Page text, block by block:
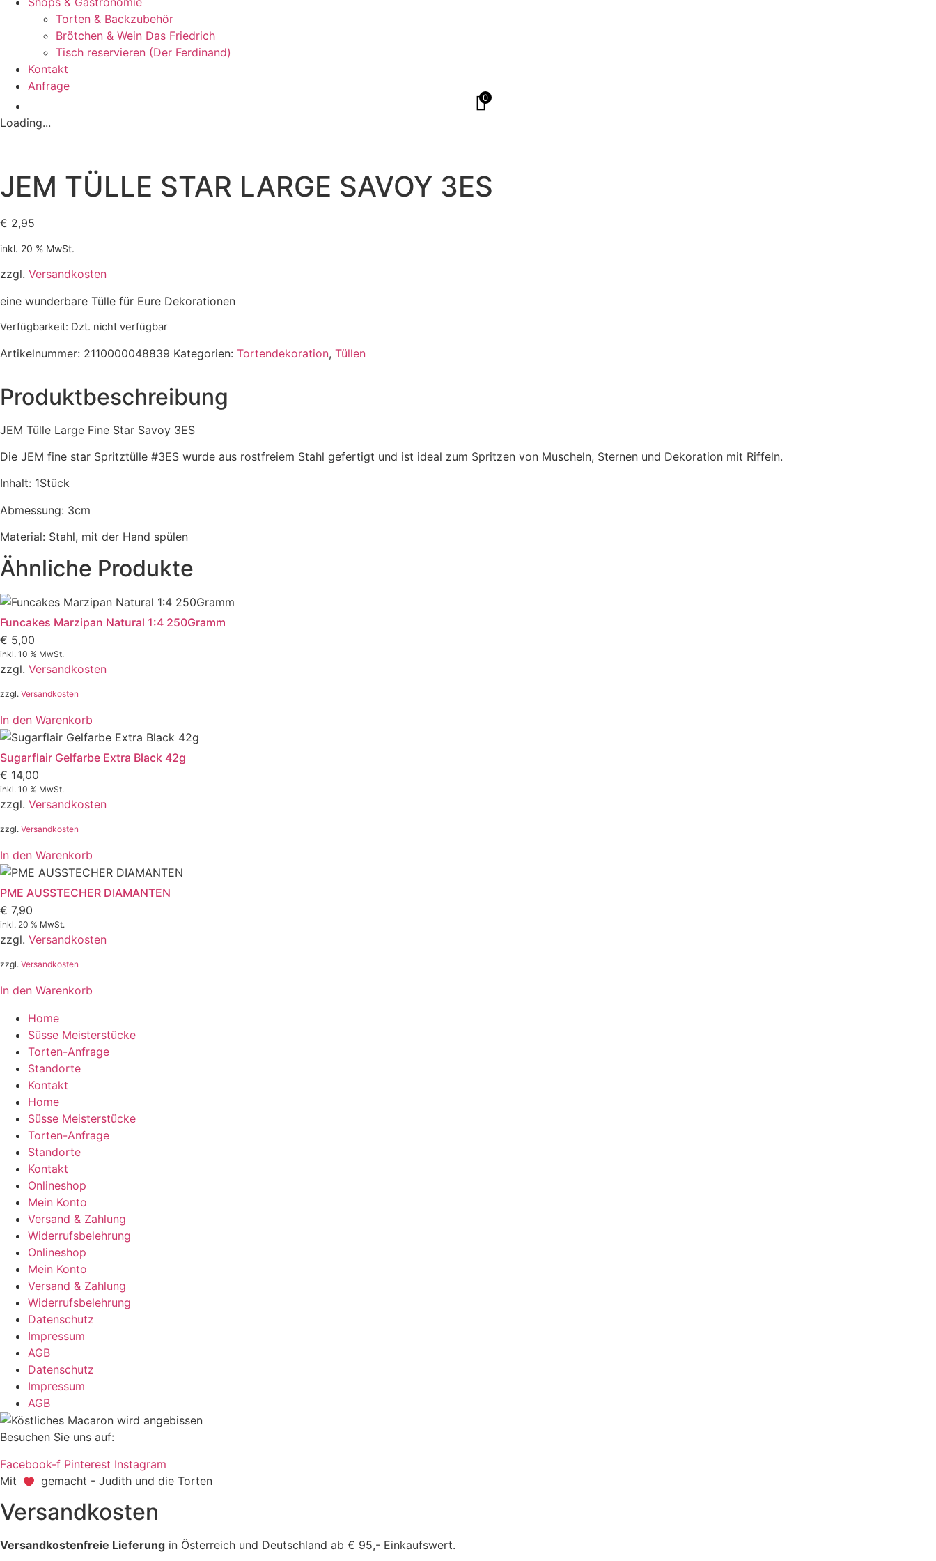
Torten & Backzubehör
Brötchen & Wein Das Friedrich
Tisch reservieren (Der Ferdinand)
Kontakt
Anfrage
0
Loading...
JEM TÜLLE STAR LARGE SAVOY 3ES
€ 2,95
inkl. 20 % MwSt.
zzgl. Versandkosten
eine wunderbare Tülle für Eure Dekorationen
Verfügbarkeit: Dzt. nicht verfügbar
Artikelnummer: 2110000048839 Kategorien: Tortendekoration, Tüllen
Produktbeschreibung
JEM Tülle Large Fine Star Savoy 3ES
Die JEM fine star Spritztülle #3ES wurde aus rostfreiem Stahl gefertigt und ist ideal zum Spritzen von Muscheln, Sternen und Dekoration mit Riffeln.
Inhalt: 1Stück
Abmessung: 3cm
Material: Stahl, mit der Hand spülen
Ähnliche Produkte
Funcakes Marzipan Natural 1:4 250Gramm
€ 5,00
inkl. 10 % MwSt.
zzgl. Versandkosten
zzgl. Versandkosten
In den Warenkorb
Sugarflair Gelfarbe Extra Black 42g
€ 14,00
inkl. 10 % MwSt.
zzgl. Versandkosten
zzgl. Versandkosten
In den Warenkorb
PME AUSSTECHER DIAMANTEN
€ 7,90
inkl. 20 % MwSt.
zzgl. Versandkosten
zzgl. Versandkosten
In den Warenkorb
Home
Süsse Meisterstücke
Torten-Anfrage
Standorte
Kontakt
Home
Süsse Meisterstücke
Torten-Anfrage
Standorte
Kontakt
Onlineshop
Mein Konto
Versand & Zahlung
Widerrufsbelehrung
Onlineshop
Mein Konto
Versand & Zahlung
Widerrufsbelehrung
Datenschutz
Impressum
AGB
Datenschutz
Impressum
AGB
Besuchen Sie uns auf:
Facebook-f Pinterest Instagram
Mit
gemacht - Judith und die Torten
Versandkosten
Versandkostenfreie Lieferung in Österreich und Deutschland ab € 95,- Einkaufswert.